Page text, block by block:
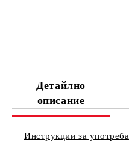
Детайлно
описание
Инструкции за употреба